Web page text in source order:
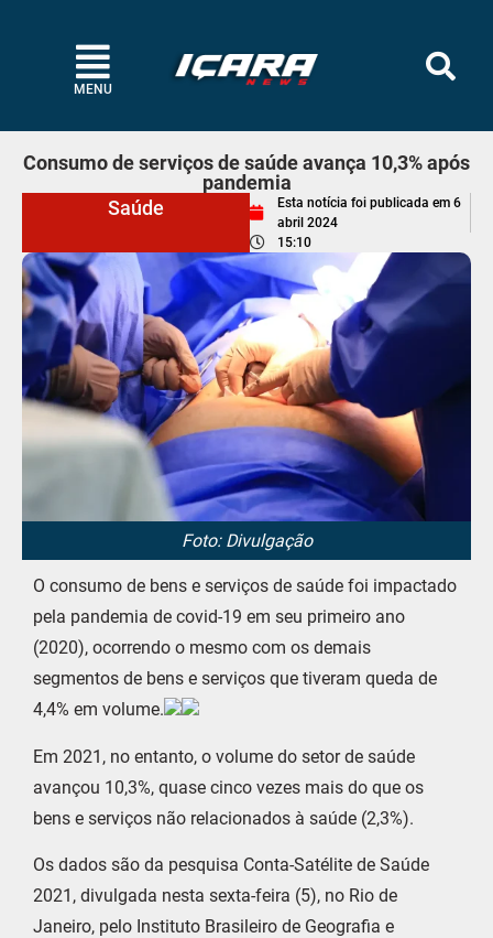
MENU
Consumo de serviços de saúde avança 10,3% após
pandemia
Saúde
Esta notícia foi publicada em 6
abril 2024
15:10
Foto: Divulgação
O consumo de bens e serviços de saúde foi impactado
pela pandemia de covid-19 em seu primeiro ano
(2020), ocorrendo o mesmo com os demais
segmentos de bens e serviços que tiveram queda de
4,4% em volume.
Em 2021, no entanto, o volume do setor de saúde
avançou 10,3%, quase cinco vezes mais do que os
bens e serviços não relacionados à saúde (2,3%).
Os dados são da pesquisa Conta-Satélite de Saúde
2021, divulgada nesta sexta-feira (5), no Rio de
Janeiro, pelo Instituto Brasileiro de Geografia e